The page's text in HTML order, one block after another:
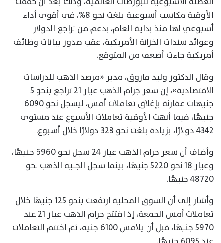
الأوقية مكاسب أسبوعية بلغت نحو 8%، في أقوى أداء
أسبوعي لها منذ بداية العام، بدعم من تراجع الدولار
وعوائد سندات الخزانة الأمريكية، عقب صدور بيانات وظائف
أمريكية جاءت أضعف من المتوقع.
وقال الدكتور وليد فاروق، مدير «مرصد الذهب للدراسات
الاقتصادية»، إن سعر جرام الذهب عيار 21 تراجع بنحو 5
جنيهات مقارنة بإغلاق تعاملات أمس، ليسجل نحو 6090
جنيهًا، فيما أنهت الأوقية تعاملات الأسبوع عند مستوى
4342 دولارًا، بزيادة بلغت نحو 328 دولارًا خلال أسبوع.
وأضاف أن سعر جرام الذهب عيار 24 سجل نحو 6960 جنيهًا،
وعيار 18 نحو 5220 جنيهًا، بينما سجل الجنيه الذهب نحو
48720 جنيهًا.
وأشار إلى أن السوق المحلية ارتفعت بنحو 125 جنيهًا خلال
تعاملات أمس الجمعة، إذ افتتح جرام الذهب عيار 21 عند
5970 جنيهًا، قبل أن يلامس 6100 جنيه، ثم اختتم التعاملات